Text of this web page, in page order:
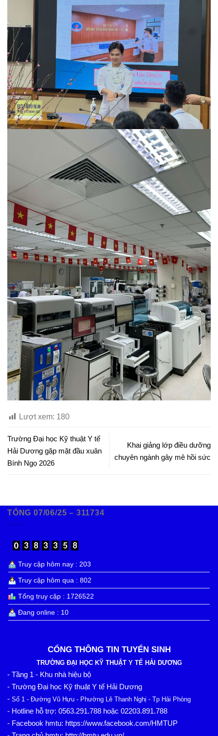
Lượt xem: 180
Trường Đại học Kỹ thuật Y tế
Hải Dương gặp mặt đầu xuân
Bính Ngọ 2026
Khai giảng lớp điều dưỡng
chuyên ngành gây mê hồi sức
TỔNG 07/06/25 – 311734
Truy cập hôm nay : 203
Truy cập hôm qua : 802
Tổng truy cập : 1726522
Đang online : 10
CỔNG THÔNG TIN TUYỂN SINH
TRƯỜNG ĐẠI HỌC KỸ THUẬT Y TẾ HẢI DƯƠNG
- Tầng 1 - Khu nhà hiệu bộ
- Trường Đại học Kỹ thuật Y tế Hải Dương
- Số 1 - Đường Vũ Hựu - Phường Lê Thanh Nghị - Tp Hải Phòng
- Hotline hỗ trợ: 0563.291.788 hoặc 02203.891.788
- Facebook hmtu: https://www.facebook.com/HMTUP